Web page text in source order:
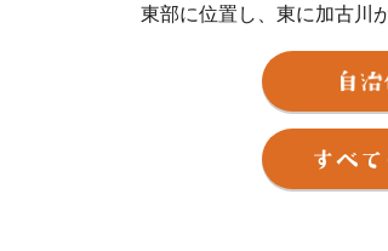
東部に位置し、東に加古川
から白砂青松の風光明媚な
西部の日笠山や中央部の
れており、原始・古代の